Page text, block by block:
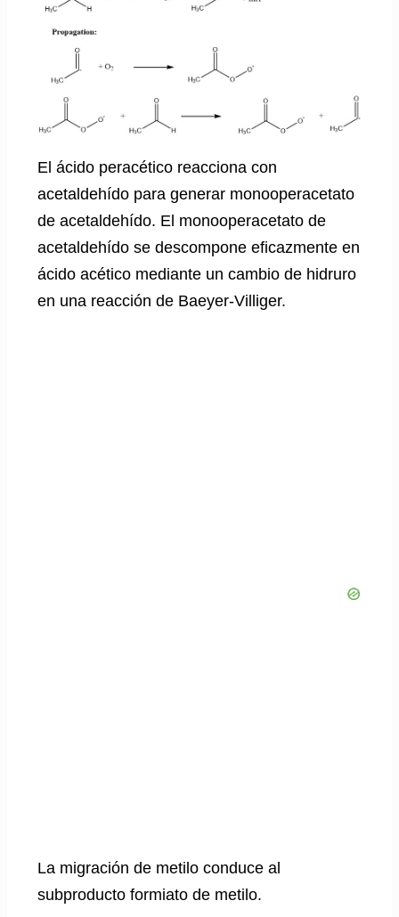
El ácido peracético reacciona con
acetaldehído para generar monooperacetato
de acetaldehído. El monooperacetato de
acetaldehído se descompone eficazmente en
ácido acético mediante un cambio de hidruro
en una reacción de Baeyer-Villiger.
La migración de metilo conduce al
subproducto formiato de metilo.